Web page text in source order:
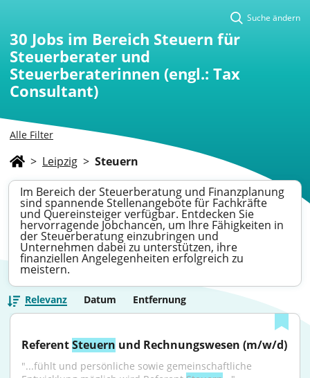
Alle Filter
Suche ändern
30 Jobs im Bereich Steuern für
Steuerberater und
Steuerberaterinnen (engl.: Tax
Consultant)
> Leipzig > Steuern
Im Bereich der Steuerberatung und Finanzplanung
sind spannende Stellenangebote für Fachkräfte
und Quereinsteiger verfügbar. Entdecken Sie
hervorragende Jobchancen, um Ihre Fähigkeiten in
der Steuerberatung einzubringen und
Unternehmen dabei zu unterstützen, ihre
finanziellen Angelegenheiten erfolgreich zu
meistern.
Relevanz Datum Entfernung
Referent Steuern und Rechnungswesen (m/w/d)
"...fühlt und persönliche sowie gemeinschaftliche